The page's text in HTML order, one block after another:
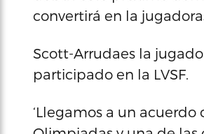
convertirá en la
Scott-Arrudaes la
participado en la LVSF.
‘Llegamos a un